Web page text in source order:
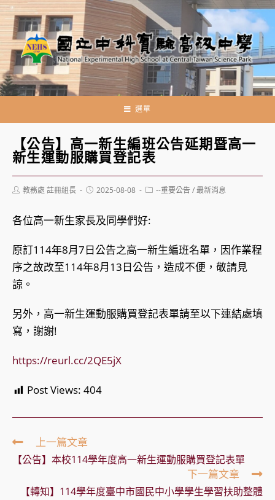
跳
轉
至
主
要
內
選單
【公告】高一新生編班公告延期暨高一
新生運動服購買登記表
Post教務處 註冊組長
Post2025-08-08
Post--重要公告/最新消息
各位高一新生家長及同學們好:
原訂114年8月7日公告之高一新生編班名單，因作業程
序之故改至114年8月13日公告，造成不便，敬請見
諒。
另外，高一新生運動服購買登記表單請至以下連結處填
寫，謝謝!
https://reurl.cc/2QE5jX
Post Views: 404
Read
more
articles
上一篇文章
【公告】本校114學年度高一新生運動服購買登記表單
下一篇文章
【轉知】114學年度臺中市國民中小學學生學習扶助整體